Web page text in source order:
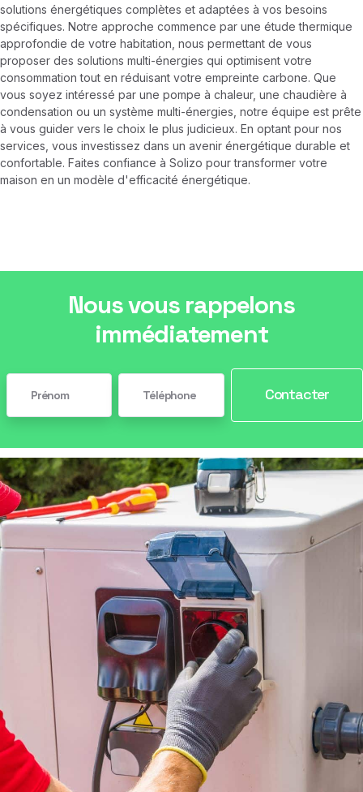
solutions énergétiques complètes et adaptées à vos besoins
spécifiques. Notre approche commence par une étude thermique
approfondie de votre habitation, nous permettant de vous
proposer des solutions multi-énergies qui optimisent votre
consommation tout en réduisant votre empreinte carbone. Que
vous soyez intéressé par une pompe à chaleur, une chaudière à
condensation ou un système multi-énergies, notre équipe est prête
à vous guider vers le choix le plus judicieux. En optant pour nos
services, vous investissez dans un avenir énergétique durable et
confortable. Faites confiance à Solizo pour transformer votre
maison en un modèle d'efficacité énergétique.
Nous vous rappelons
immédiatement
Contacter